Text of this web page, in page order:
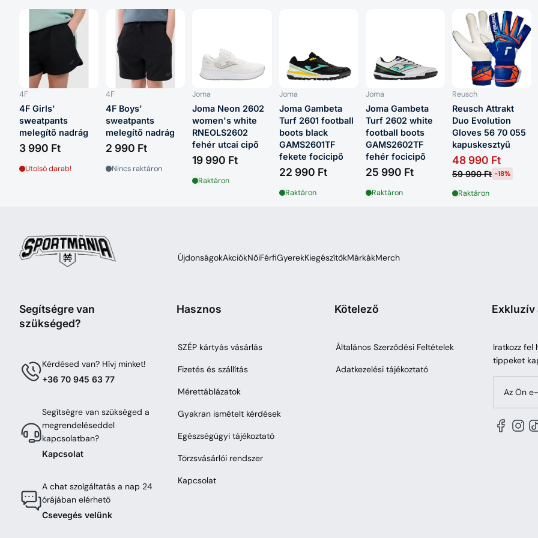
4F
4F Girls'
sweatpants
melegítő nadrág
3 990 Ft
Utolsó darab!
4F
4F Boys'
sweatpants
melegítő nadrág
2 990 Ft
Nincs raktáron
Joma
Joma Neon 2602
women's white
RNEOLS2602
fehér utcai cipő
19 990 Ft
Raktáron
Joma
Joma Gambeta
Turf 2601 football
boots black
GAMS2601TF
fekete focicipő
22 990 Ft
Raktáron
Joma
Joma Gambeta
Turf 2602 white
football boots
GAMS2602TF
fehér focicipő
25 990 Ft
Raktáron
Reusch
Reusch Attrakt
Duo Evolution
Gloves 56 70 055
kapuskesztyű
48 990 Ft
59 990 Ft -18%
Raktáron
ÚjdonságokAkciókNőiFérfiGyerekKiegészítőkMárkákMerch
Segítségre van
szükséged?
Kérdésed van? Hívj minket!
+36 70 945 63 77
Segítségre van szükséged a
megrendeléseddel
kapcsolatban?
Kapcsolat
A chat szolgáltatás a nap 24
órájában elérhető
Csevegés velünk
Hasznos
SZÉP kártyás vásárlás
Fizetés és szállítás
Mérettáblázatok
Gyakran ismételt kérdések
Egészségügyi tájékoztató
Törzsvásárlói rendszer
Kapcsolat
Kötelező
Általános Szerződési Feltételek
Adatkezelési tájékoztató
Exkluzív
Iratkozz fel
tippeket
Az Ön